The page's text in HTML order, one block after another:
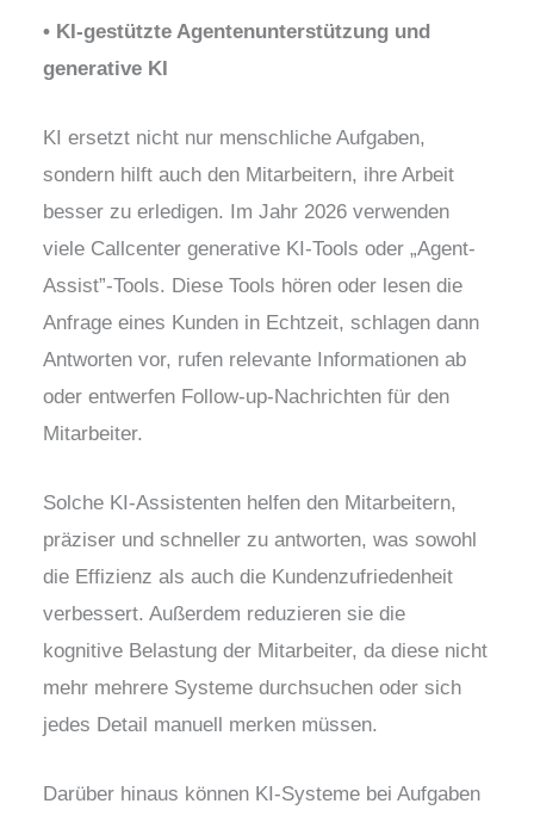
• KI-gestützte Agentenunterstützung und
generative KI
KI ersetzt nicht nur menschliche Aufgaben,
sondern hilft auch den Mitarbeitern, ihre Arbeit
besser zu erledigen. Im Jahr 2026 verwenden
viele Callcenter generative KI-Tools oder „Agent-
Assist”-Tools. Diese Tools hören oder lesen die
Anfrage eines Kunden in Echtzeit, schlagen dann
Antworten vor, rufen relevante Informationen ab
oder entwerfen Follow-up-Nachrichten für den
Mitarbeiter.
Solche KI-Assistenten helfen den Mitarbeitern,
präziser und schneller zu antworten, was sowohl
die Effizienz als auch die Kundenzufriedenheit
verbessert. Außerdem reduzieren sie die
kognitive Belastung der Mitarbeiter, da diese nicht
mehr mehrere Systeme durchsuchen oder sich
jedes Detail manuell merken müssen.
Darüber hinaus können KI-Systeme bei Aufgaben